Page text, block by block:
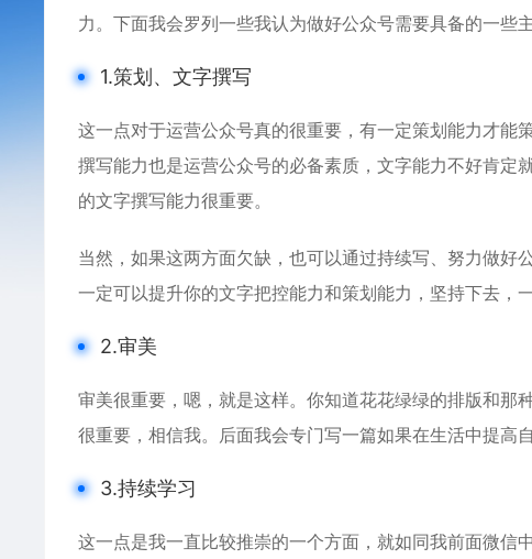
力。下面我会罗列一些我认为做好公众号需要具备的一些主
1.策划、文字撰写
这一点对于运营公众号真的很重要，有一定策划能力才能
撰写能力也是运营公众号的必备素质，文字能力不好肯定
的文字撰写能力很重要。
当然，如果这两方面欠缺，也可以通过持续写、努力做好
一定可以提升你的文字把控能力和策划能力，坚持下去，
2.审美
审美很重要，嗯，就是这样。你知道花花绿绿的排版和那
很重要，相信我。后面我会专门写一篇如果在生活中提高
3.持续学习
这一点是我一直比较推崇的一个方面，就如同我前面微信